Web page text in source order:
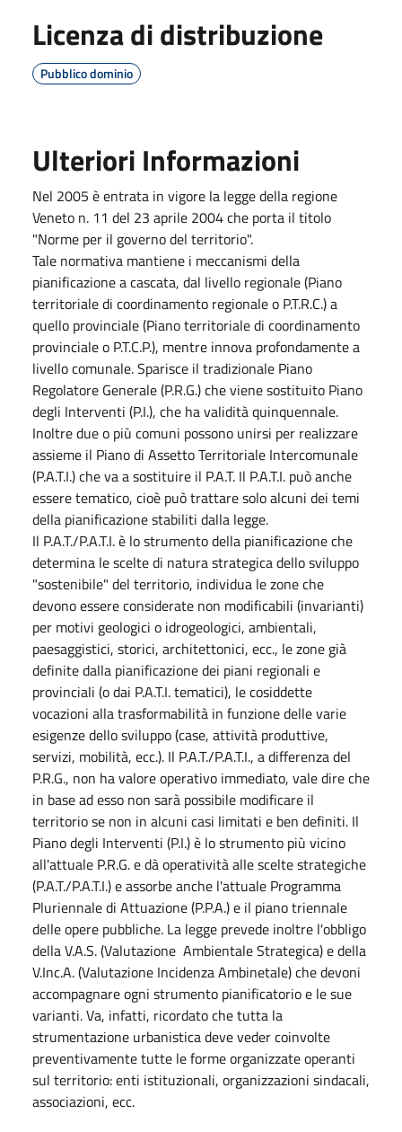
Licenza di distribuzione
Pubblico dominio
Ulteriori Informazioni
Nel 2005 è entrata in vigore la legge della regione
Veneto n. 11 del 23 aprile 2004 che porta il titolo
"Norme per il governo del territorio".
Tale normativa mantiene i meccanismi della
pianificazione a cascata, dal livello regionale (Piano
territoriale di coordinamento regionale o P.T.R.C.) a
quello provinciale (Piano territoriale di coordinamento
provinciale o P.T.C.P.), mentre innova profondamente a
livello comunale. Sparisce il tradizionale Piano
Regolatore Generale (P.R.G.) che viene sostituito Piano
degli Interventi (P.I.), che ha validità quinquennale.
Inoltre due o più comuni possono unirsi per realizzare
assieme il Piano di Assetto Territoriale Intercomunale
(P.A.T.I.) che va a sostituire il P.A.T. Il P.A.T.I. può anche
essere tematico, cioè può trattare solo alcuni dei temi
della pianificazione stabiliti dalla legge.
Il P.A.T./P.A.T.I. è lo strumento della pianificazione che
determina le scelte di natura strategica dello sviluppo
"sostenibile" del territorio, individua le zone che
devono essere considerate non modificabili (invarianti)
per motivi geologici o idrogeologici, ambientali,
paesaggistici, storici, architettonici, ecc., le zone già
definite dalla pianificazione dei piani regionali e
provinciali (o dai P.A.T.I. tematici), le cosiddette
vocazioni alla trasformabilità in funzione delle varie
esigenze dello sviluppo (case, attività produttive,
servizi, mobilità, ecc.). Il P.A.T./P.A.T.I., a differenza del
P.R.G., non ha valore operativo immediato, vale dire che
in base ad esso non sarà possibile modificare il
territorio se non in alcuni casi limitati e ben definiti. Il
Piano degli Interventi (P.I.) è lo strumento più vicino
all'attuale P.R.G. e dà operatività alle scelte strategiche
(P.A.T./P.A.T.I.) e assorbe anche l'attuale Programma
Pluriennale di Attuazione (P.P.A.) e il piano triennale
delle opere pubbliche. La legge prevede inoltre l'obbligo
della V.A.S. (Valutazione Ambientale Strategica) e della
V.Inc.A. (Valutazione Incidenza Ambinetale) che devoni
accompagnare ogni strumento pianificatorio e le sue
varianti. Va, infatti, ricordato che tutta la
strumentazione urbanistica deve veder coinvolte
preventivamente tutte le forme organizzate operanti
sul territorio: enti istituzionali, organizzazioni sindacali,
associazioni, ecc.